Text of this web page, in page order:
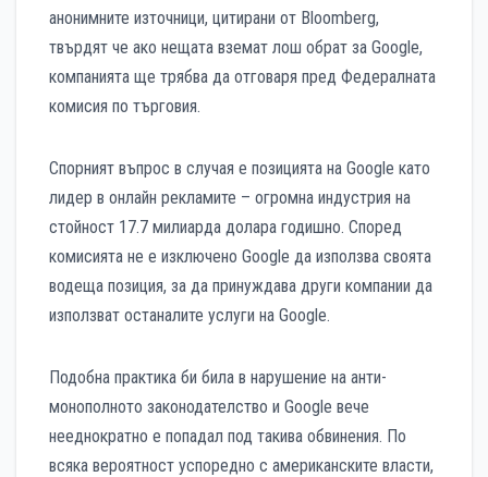
анонимните източници, цитирани от Bloomberg,
твърдят че ако нещата вземат лош обрат за Google,
компанията ще трябва да отговаря пред Федералната
комисия по търговия.
Спорният въпрос в случая е позицията на Google като
лидер в онлайн рекламите – огромна индустрия на
стойност 17.7 милиарда долара годишно. Според
комисията не е изключено Google да използва своята
водеща позиция, за да принуждава други компании да
използват останалите услуги на Google.
Подобна практика би била в нарушение на анти-
монополното законодателство и Google вече
нееднократно е попадал под такива обвинения. По
всяка вероятност успоредно с американските власти,